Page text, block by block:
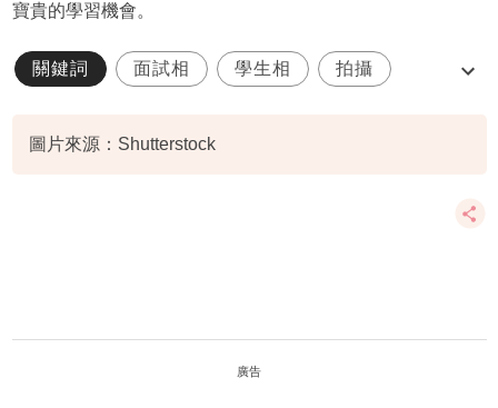
寶貴的學習機會。
關鍵詞 面試相 學生相 拍攝
圖片來源：Shutterstock
廣告